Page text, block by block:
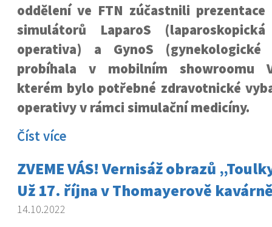
oddělení ve FTN zúčastnili prezentace
simulátorů LaparoS (laparoskopická
operativa) a GynoS (gynekologické
probíhala v mobilním showroomu
kterém bylo potřebné zdravotnické
operativy v rámci simulační medicíny.
Číst více
ZVEME VÁS! Vernisáž obrazů
Už 17. října v Thomayerově
14.10.2022